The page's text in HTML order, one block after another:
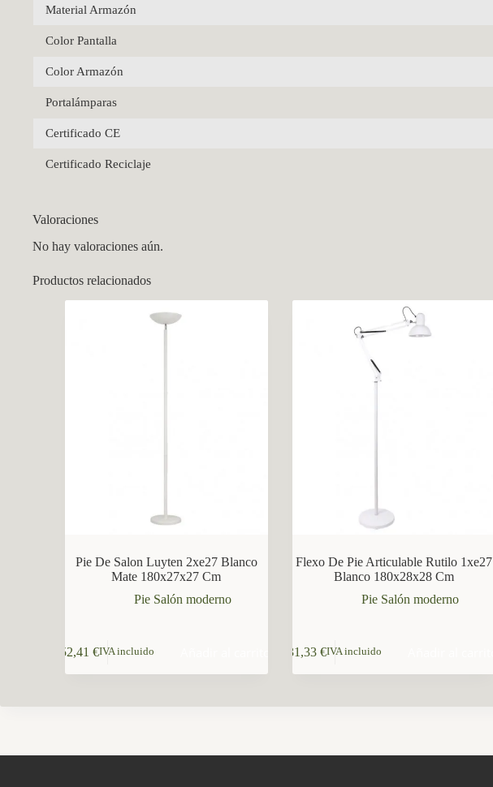
Material Armazón
Color Pantalla
Color Armazón
Portalámparas
Certificado CE
Certificado Reciclaje
Valoraciones
No hay valoraciones aún.
Productos relacionados
Pie De Salon Luyten 2xe27 Blanco
Mate 180x27x27 Cm
Pie Salón moderno
52,41€IVA incluido
Flexo De Pie Articulable Rutilo 1xe27
Blanco 180x28x28 Cm
Pie Salón moderno
31,33€IVA incluido